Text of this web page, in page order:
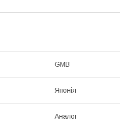
GMB
Японія
Аналог